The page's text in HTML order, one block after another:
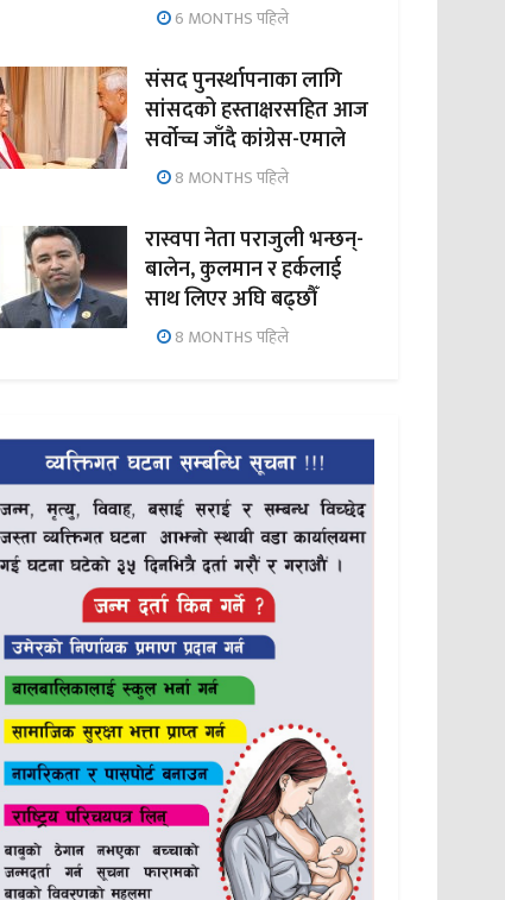
6 MONTHS पहिले
संसद पुनर्स्थापनाका लागि
सांसदको हस्ताक्षरसहित आज
सर्वोच्च जाँदै कांग्रेस-एमाले
8 MONTHS पहिले
रास्वपा नेता पराजुली भन्छन्-
बालेन, कुलमान र हर्कलाई
साथ लिएर अघि बढ्छौँ
8 MONTHS पहिले